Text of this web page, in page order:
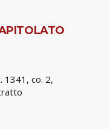
1341, co. 2,